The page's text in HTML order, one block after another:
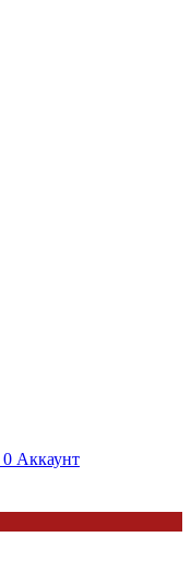
0 Аккаунт